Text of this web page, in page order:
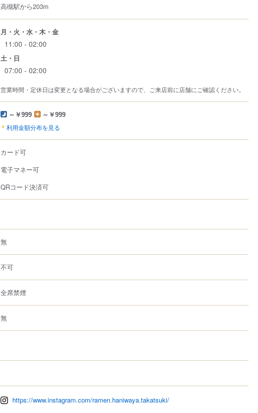
高槻駅から203m
月・火・水・木・金
11:00 - 02:00
土・日
07:00 - 02:00
営業時間・定休日は変更となる場合がございますので、ご来店前に店舗にご確認ください。
～￥999 ～￥999
利用金額分布を見る
カード可
電子マネー可
QRコード決済可
無
不可
全席禁煙
無
https://www.instagram.com/ramen.haniwaya.takatsuki/